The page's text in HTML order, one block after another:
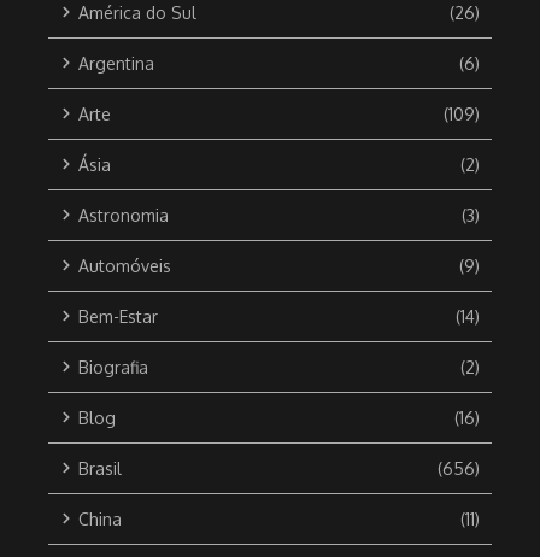
América do Sul (26)
Argentina (6)
Arte (109)
Ásia (2)
Astronomia (3)
Automóveis (9)
Bem-Estar (14)
Biografia (2)
Blog (16)
Brasil (656)
China (11)